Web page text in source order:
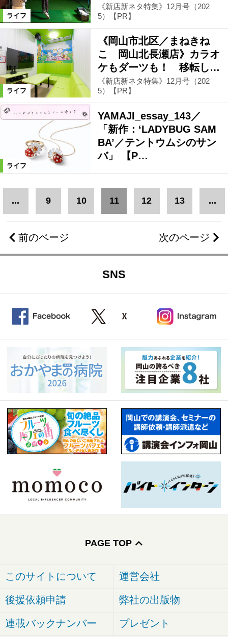
ライフ
《新店新ネタ特集》12月号（202
5）【PR】
ライフ
《岡山市北区／まねきね
こ 岡山北長瀬店》カラオ
ケもダーツも！ 移転し…
《新店新ネタ特集》12月号（202
5）【PR】
ライフ
YAMAJI_essay_143／
「新作：‘LADYBUG SAM
BA’／テントウムシのサン
バ」 【P…
前のページ
... 9 10 11 12 13 ...
次のページ
SNS
PAGE TOP
このサイトについて 運営会社
後援依頼申請 弊社の出版物
連載バックナンバー プレゼント